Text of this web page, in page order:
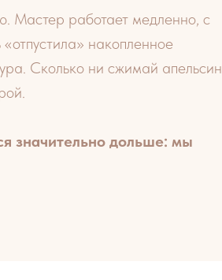
Мастер работает медленно, с
накопленное
Сколько ни сжимай апельсин
значительно дольше: мы